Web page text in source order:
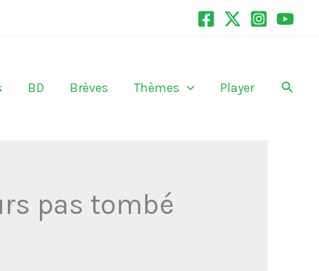
BD Brèves Thèmes Player
pas tombé